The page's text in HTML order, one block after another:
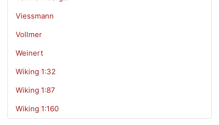
Viessmann
Vollmer
Weinert
Wiking 1:32
Wiking 1:87
Wiking 1:160